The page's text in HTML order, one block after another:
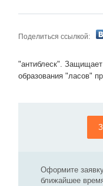
Поделиться ссылкой:
"антиблеск".
образования "ласов"
Оформите
ближайшее